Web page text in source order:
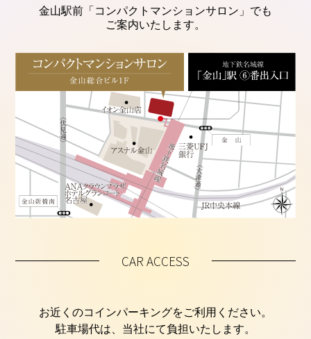
金山駅前「コンパクトマンションサロン」でも
ご案内いたします。
CAR ACCESS
お近くのコインパーキングをご利用ください。
駐車場代は、当社にて負担いたします。